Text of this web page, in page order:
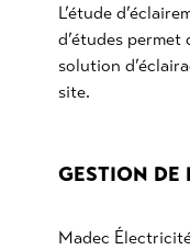
L’étude
d’études
solution
site.
GESTION DE
Madec